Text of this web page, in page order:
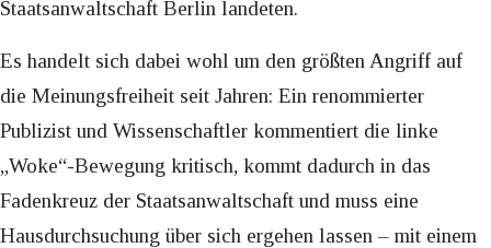
Staatsanwaltschaft Berlin landeten.
Es handelt sich dabei wohl um den größten Angriff auf
die Meinungsfreiheit seit Jahren: Ein renommierter
Publizist und Wissenschaftler kommentiert die linke
„Woke“-Bewegung kritisch, kommt dadurch in das
Fadenkreuz der Staatsanwaltschaft und muss eine
Hausdurchsuchung über sich ergehen lassen – mit einem